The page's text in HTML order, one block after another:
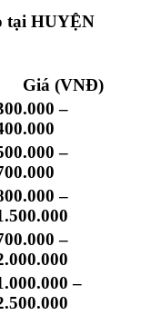
tại HUYỆN
Giá (VNĐ)
–
–
–
–
–